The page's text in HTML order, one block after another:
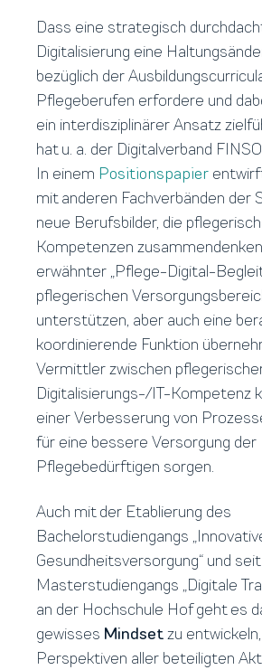
Dass eine strategisch
Digitalisierung eine
bezüglich der
Pflegeberufen erfordere und
ein interdisziplinärer Ansatz
hat u. a. der Digitalverband
In einem Positionspapier
mit anderen Fachverbänden der
neue Berufsbilder, die
Kompetenzen
erwähnter „Pflege-Digital-
pflegerischen
unterstützen, aber auch eine
koordinierende Funktion
Vermittler zwischen
Digitalisierungs-/IT-Kompetenz
einer Verbesserung von
für eine bessere Versorgung der
Pflegebedürftigen sorgen.
Auch mit der Etablierung des
Bachelorstudiengangs
Gesundheitsversorgung“ und
Masterstudiengangs „Digitale
an der Hochschule Hof geht es
gewisses Mindsetzu
Perspektiven aller beteiligten